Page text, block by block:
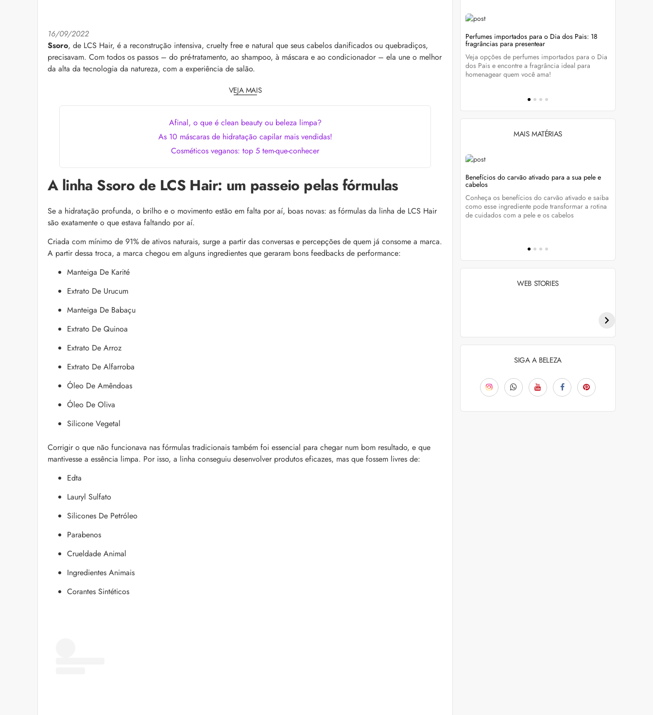
16/09/2022
Ssoro, de LCS Hair, é a reconstrução intensiva, cruelty free e natural que seus cabelos danificados ou quebradiços,
precisavam. Com todos os passos – do pré-tratamento, ao shampoo, à máscara e ao condicionador – ela une o melhor
da alta da tecnologia da natureza, com a experiência de salão.
VEJA MAIS
Afinal, o que é clean beauty ou beleza limpa?
As 10 máscaras de hidratação capilar mais vendidas!
Cosméticos veganos: top 5 tem-que-conhecer
A linha Ssoro de LCS Hair: um passeio pelas fórmulas
Se a hidratação profunda, o brilho e o movimento estão em falta por aí, boas novas: as fórmulas da linha de LCS Hair
são exatamente o que estava faltando por aí.
Criada com mínimo de 91% de ativos naturais, surge a partir das conversas e percepções de quem já consome a marca.
A partir dessa troca, a marca chegou em alguns ingredientes que geraram bons feedbacks de performance:
Manteiga De Karité
Extrato De Urucum
Manteiga De Babaçu
Extrato De Quinoa
Extrato De Arroz
Extrato De Alfarroba
Óleo De Amêndoas
Óleo De Oliva
Silicone Vegetal
Corrigir o que não funcionava nas fórmulas tradicionais também foi essencial para chegar num bom resultado, e que
mantivesse a essência limpa. Por isso, a linha conseguiu desenvolver produtos eficazes, mas que fossem livres de:
Edta
Lauryl Sulfato
Silicones De Petróleo
Parabenos
Crueldade Animal
Ingredientes Animais
Corantes Sintéticos
O expert Willy Morales revela 5 cuidados com a
barba para você incluir no dia a dia. Veja quais
as recomendações do barbeiro
e mais
A queda de cabelo masculina é um quadro
Perfumes importados para o Dia dos Pais: 18
fragrâncias para presentear
Veja opções de perfumes importados para o Dia
dos Pais e encontre a fragrância ideal para
homenagear quem você ama!
MAIS MATÉRIAS
“Icônica, atemporal e lendária”: Rosalía e Calvin
Klein se unem para o lançamento dos novos
Euphoria Elixir
Descubra a parceria entre Rosalía e Calvin Klein
para o lançamento de três novas fragrâncias da
icônica linha Euphoria
APP Day Beleza na Web: top 32 descontos com
bônus de até R$100 no app
top 32 descontos em skincare, perfume,
maquiagem e cabelos, e renove seu estoque com
Benefícios do carvão ativado para a sua pele e
cabelos
Conheça os benefícios do carvão ativado e saiba
como esse ingrediente pode transformar a rotina
de cuidados com a pele e os cabelos
WEB STORIES
para 2026
SIGA A BELEZA